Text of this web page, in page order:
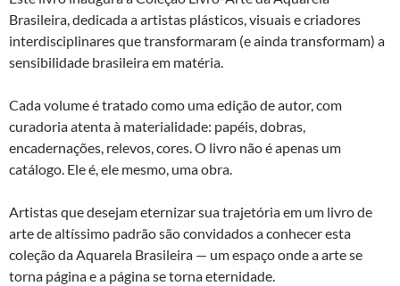
Brasileira, dedicada a artistas plásticos, visuais e criadores
interdisciplinares que transformaram (e ainda transformam) a
sensibilidade brasileira em matéria.
Cada volume é tratado como uma edição de autor, com
curadoria atenta à materialidade: papéis, dobras,
encadernações, relevos, cores. O livro não é apenas um
catálogo. Ele é, ele mesmo, uma obra.
Artistas que desejam eternizar sua trajetória em um livro de
arte de altíssimo padrão são convidados a conhecer esta
coleção da Aquarela Brasileira — um espaço onde a arte se
torna página e a página se torna eternidade.